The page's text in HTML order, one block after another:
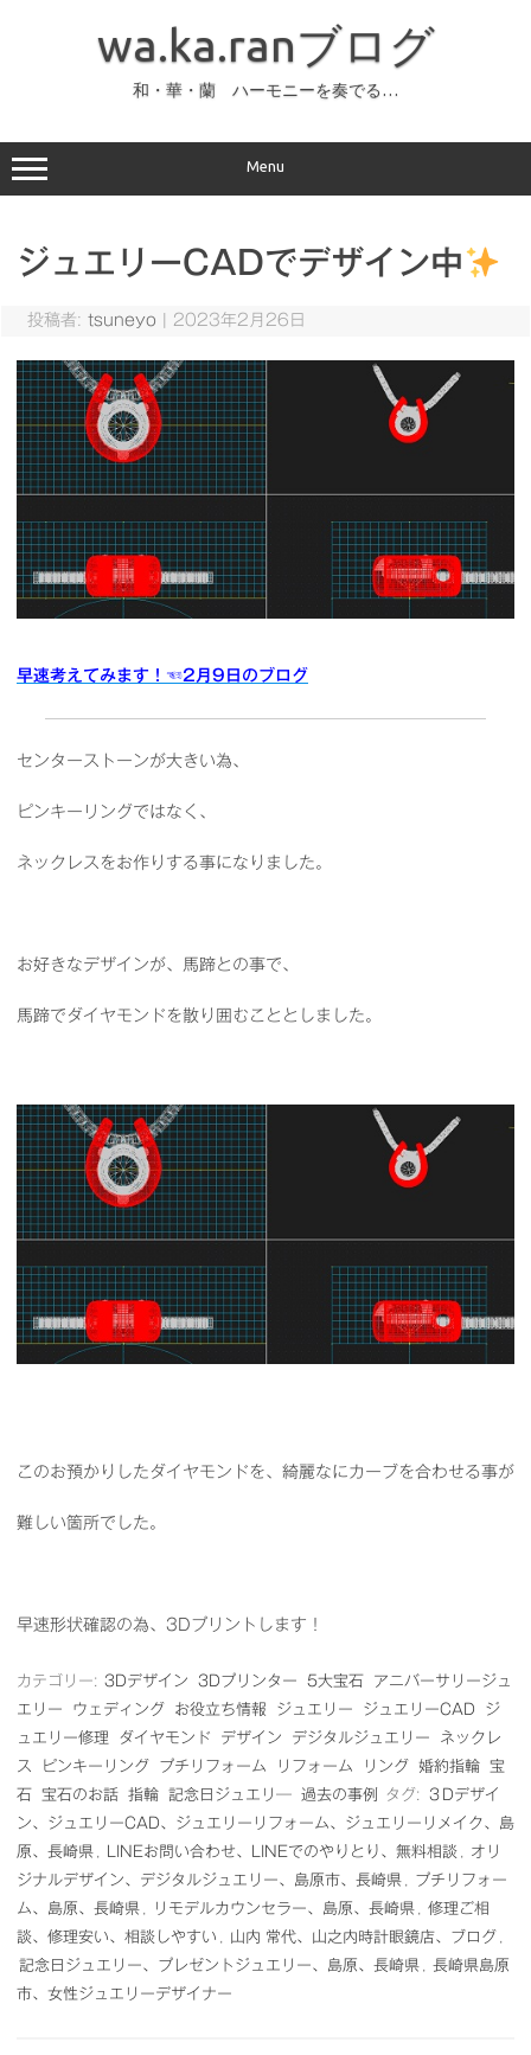
ッ
プ
wa.ka.ranブログ
和・華・蘭 ハーモニーを奏でる…
Menu
ジュエリーCADでデザイン中
投稿者: tsuneyo 2023年2月26日
早速考えてみます！ ☜2月9日のブログ
センターストーンが大きい為、
ピンキーリングではなく、
ネックレスをお作りする事になりました。
お好きなデザインが、馬蹄との事で、
馬蹄でダイヤモンドを散り囲むこととしました。
このお預かりしたダイヤモンドを、綺麗なにカーブを合わせる事が
難しい箇所でした。
早速形状確認の為、3Dプリントします！
カテゴリー: 3Dデザイン 3Dプリンター 5大宝石
アニバーサリージュ
エリー
ウェディング お役立ち情報 ジュエリー ジュエリーCAD
ジ
ュエリー修理
ダイヤモンド デザイン デジタルジュエリー
ネックレ
ス
ピンキーリング プチリフォーム リフォーム リング 婚約指輪
宝
石
宝石のお話 指輪 記念日ジュエリ― 過去の事例 タグ:
３Dデザイ
ン、ジュエリーCAD、ジュエリーリフォーム、ジュエリーリメイク、島
原、長崎県
LINEお問い合わせ、LINEでのやりとり、無料相談
オリ
ジナルデザイン、デジタルジュエリー、島原市、長崎県
プチリフォー
ム、島原、長崎県
リモデルカウンセラー、島原、長崎県
修理ご相
談、修理安い、相談しやすい
山内 常代、山之内時計眼鏡店、ブログ
記念日ジュエリー、プレゼントジュエリー、島原、長崎県
長崎県島原
市、女性ジュエリーデザイナー